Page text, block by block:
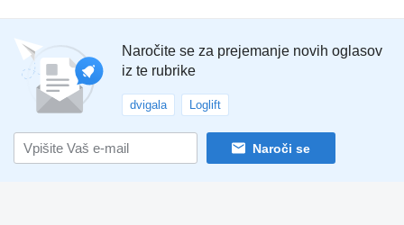
Naročite se za prejemanje novih oglasov
iz te rubrike
dvigala Loglift
Naroči se